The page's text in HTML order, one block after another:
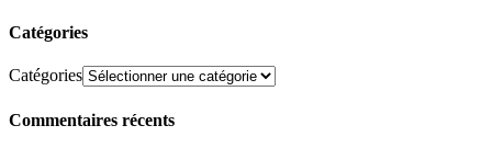
Catégories
Catégories
Commentaires récents